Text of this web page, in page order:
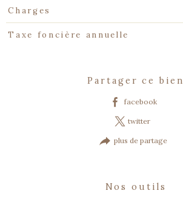
Caractéristiques
Charges
Taxe foncière annuelle
partager ce bien
facebook
twitter
plus de partage
nos outils